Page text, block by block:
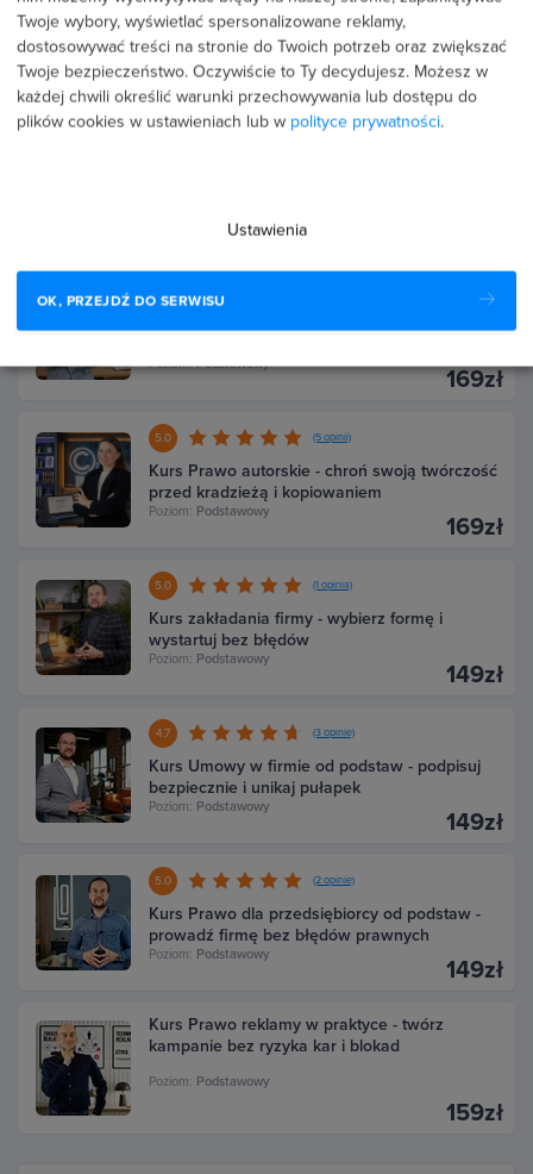
Kurs Umowy biznesowe - zawieraj kontrakty
bez ryzyka i pułapek
Poziom: Podstawowy
169zł
Poziom:Podstawowy
169zł
5.0 (5 opinii)
Kurs Prawo autorskie - chroń swoją twórczość
przed kradzieżą i kopiowaniem
Poziom: Podstawowy
169zł
5.0 (1 opinia)
Kurs zakładania firmy - wybierz formę i
wystartuj bez błędów
Poziom: Podstawowy
149zł
4.7 (3 opinie)
Kurs Umowy w firmie od podstaw - podpisuj
bezpiecznie i unikaj pułapek
Poziom: Podstawowy
149zł
5.0 (2 opinie)
Kurs Prawo dla przedsiębiorcy od podstaw -
prowadź firmę bez błędów prawnych
Poziom: Podstawowy
149zł
Kurs Prawo reklamy w praktyce - twórz
kampanie bez ryzyka kar i blokad
Poziom: Podstawowy
159zł
Twoje wybory, wyświetlać spersonalizowane reklamy,
dostosowywać treści na stronie do Twoich potrzeb oraz zwiększać
Twoje bezpieczeństwo. Oczywiście to Ty decydujesz. Możesz w
każdej chwili określić warunki przechowywania lub dostępu do
plików cookies w ustawieniach lub w polityce prywatności.
Ustawienia
OK, PRZEJDŹ DO SERWISU